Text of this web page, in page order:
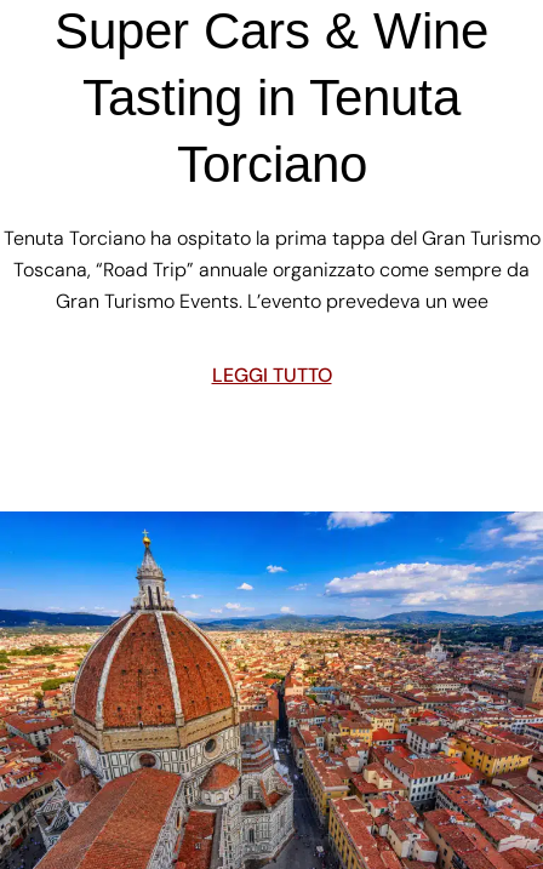
Super Cars & Wine
Tasting in Tenuta
Torciano
Tenuta Torciano ha ospitato la prima tappa del Gran Turismo
Toscana, “Road Trip” annuale organizzato come sempre da
Gran Turismo Events. L’evento prevedeva un wee
LEGGI TUTTO